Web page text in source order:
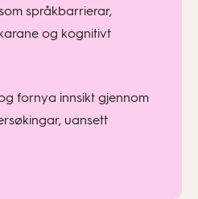
språkbarrierar,
og kognitivt
fornya innsikt gjennom
uansett